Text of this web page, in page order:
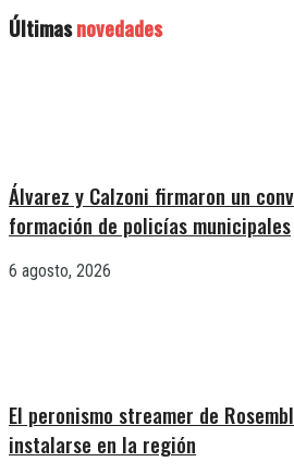
Últimasnovedades
Álvarez y Calzoni firmaron un
formación de policías municipales
6 agosto, 2026
El peronismo streamer de
instalarse en la región